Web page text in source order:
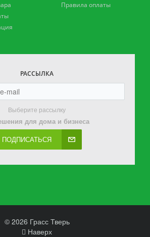
Правила оплаты
РАССЫЛКА
Выберите рассылку
для дома и бизнеса
ПОДПИСАТЬСЯ
© 2026 Грасс Тверь
Наверх